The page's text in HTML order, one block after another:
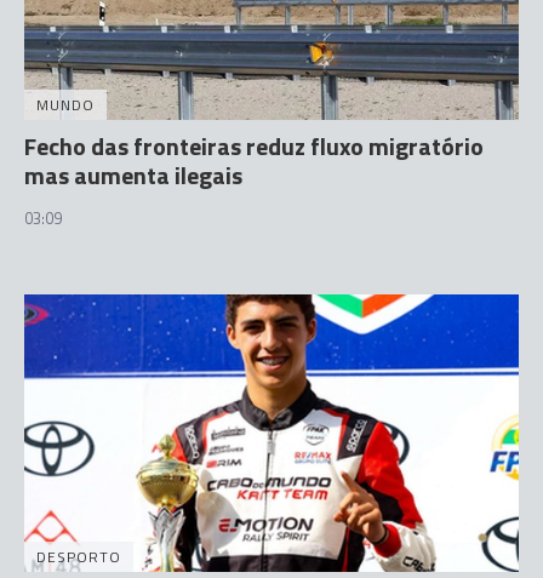
MUNDO
Fecho das fronteiras reduz fluxo migratório
mas aumenta ilegais
03:09
DESPORTO